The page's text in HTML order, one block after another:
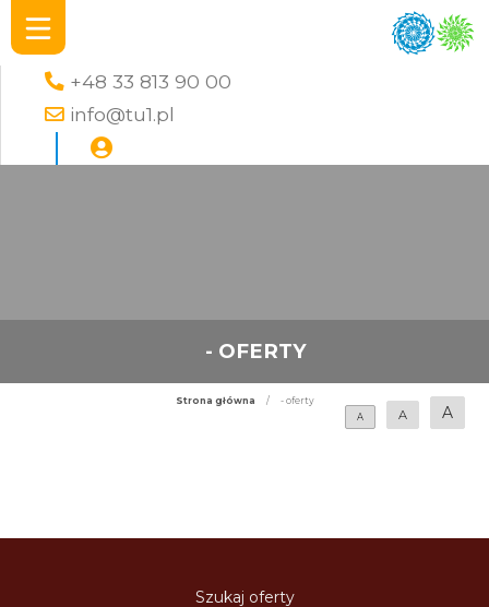
+48 33 813 90 00
info@tu1.pl
- OFERTY
Strona główna /
- oferty
A
A A
Szukaj oferty